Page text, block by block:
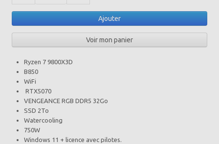
Ajouter
Voir mon panier
Ryzen 7 9800X3D
B850
WiFi
RTX5070
VENGEANCE RGB DDR5 32Go
SSD 2To
Watercooling
750W
Windows 11 + licence avec pilotes.